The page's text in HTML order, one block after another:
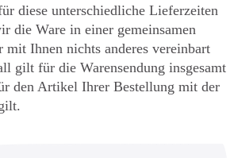
diese unterschiedliche Lieferzeiten
die Ware in einer gemeinsamen
mit Ihnen nichts anderes vereinbart
gilt für die Warensendung insgesamt
den Artikel Ihrer Bestellung mit der